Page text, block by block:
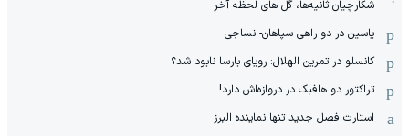
شکارچیان ثانیه‌ها، گل های لحظه آخر
یاسین در دو راهی سپاهان- نساجی
کانسلو در تمرین الهلال: رویای بارسا نابود شد؟
تراکتور دو هافبک در دروازه‌اش دارد!
استارت فصل جدید تنها نماینده البرز